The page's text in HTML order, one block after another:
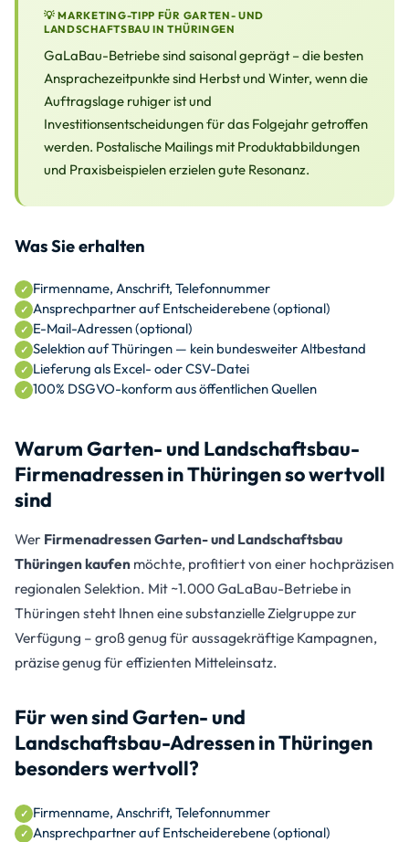
💡 MARKETING-TIPP FÜR GARTEN- UND
LANDSCHAFTSBAU IN THÜRINGEN
GaLaBau-Betriebe sind saisonal geprägt – die besten
Ansprachezeitpunkte sind Herbst und Winter, wenn die
Auftragslage ruhiger ist und
Investitionsentscheidungen für das Folgejahr getroffen
werden. Postalische Mailings mit Produktabbildungen
und Praxisbeispielen erzielen gute Resonanz.
Was Sie erhalten
Firmenname, Anschrift, Telefonnummer
Ansprechpartner auf Entscheiderebene (optional)
E-Mail-Adressen (optional)
Selektion auf Thüringen — kein bundesweiter Altbestand
Lieferung als Excel- oder CSV-Datei
100% DSGVO-konform aus öffentlichen Quellen
Warum Garten- und Landschaftsbau-
Firmenadressen in Thüringen so wertvoll
sind
Wer Firmenadressen Garten- und Landschaftsbau
Thüringen kaufen möchte, profitiert von einer hochpräzisen
regionalen Selektion. Mit ~1.000 GaLaBau-Betriebe in
Thüringen steht Ihnen eine substanzielle Zielgruppe zur
Verfügung – groß genug für aussagekräftige Kampagnen,
präzise genug für effizienten Mitteleinsatz.
Für wen sind Garten- und
Landschaftsbau-Adressen in Thüringen
besonders wertvoll?
Firmenname, Anschrift, Telefonnummer
Ansprechpartner auf Entscheiderebene (optional)